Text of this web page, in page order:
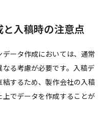
入稿時の注意点
ータ作成においては、通常
る考慮が必要です。入稿デ
するため、製作会社の入稿
でデータを作成することが